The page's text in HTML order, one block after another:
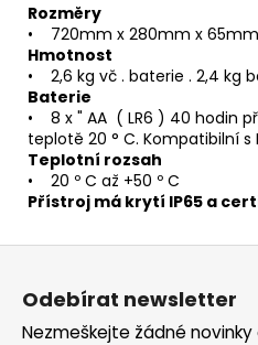
Rozměry
• 720mm x 280mm x 65mm
Hmotnost
• 2,6 kg vč . baterie . 2,4 kg
Baterie
• 8 x " AA ( LR6 ) 40 hodin
teplotě 20 ° C. Kompatibilní
Teplotní rozsah
• 20 º C až +50 º C
Přístroj má krytí IP65 a
Z
Odebírat newsletter
Nezmeškejte žádné novinky